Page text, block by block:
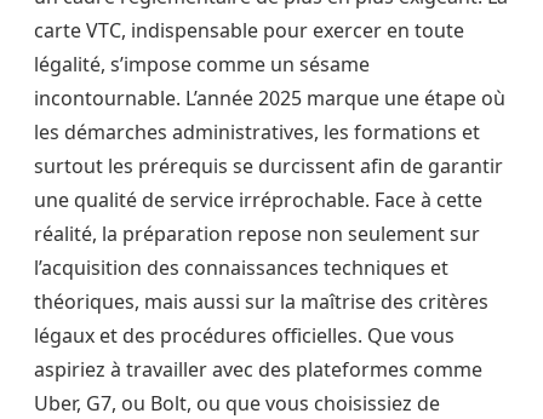
carte VTC, indispensable pour exercer en toute
légalité, s’impose comme un sésame
incontournable. L’année 2025 marque une étape où
les démarches administratives, les formations et
surtout les prérequis se durcissent afin de garantir
une qualité de service irréprochable. Face à cette
réalité, la préparation repose non seulement sur
l’acquisition des connaissances techniques et
théoriques, mais aussi sur la maîtrise des critères
légaux et des procédures officielles. Que vous
aspiriez à travailler avec des plateformes comme
Uber, G7, ou Bolt, ou que vous choisissiez de